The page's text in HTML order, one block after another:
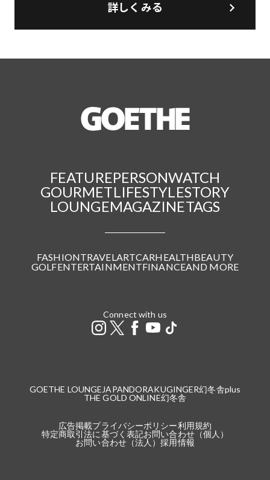
詳しくみる
FEATUREPERSONWATCH
GOURMETLIFESTYLESTORY
LOUNGEMAGAZINETAGS
FASHIONTRAVELARTCARHEALTHBEAUTY
GOLFENTERTAINMENTFINANCEAND MORE
Connect with us
GOETHE LOUNGE JAPANDORAKUGINGER幻冬舎plus
THE GOLD ONLINE幻冬舎
広告掲載プライバシーポリシー利用規約
特定商取引法に基づく表記お問い合わせ（個人）
お問い合わせ（法人）採用情報